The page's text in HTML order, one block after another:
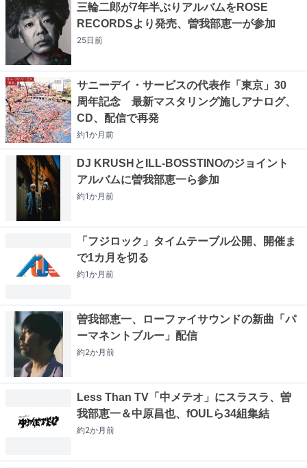
三輪二郎が7年半ぶりアルバムをROSE
RECORDSより発売、曽我部恵一が参加
25日前
サニーデイ・サービスの代表作「東京」30
周年記念 最新マスタリング施しアナログ、
CD、配信で再発
約1か月前
DJ KRUSHとILL-BOSSTINOのジョイント
アルバムに曽我部恵一ら参加
約1か月前
「フジロック」タイムテーブル公開、開催ま
で1カ月を切る
約1か月前
曽我部恵一、ローファイサウンドの新曲「パ
ーマネントブルー」配信
約2か月前
Less Than TV「中メテオ」にスラスラ、曽
我部恵一＆中原昌也、fOULら34組集結
約2か月前